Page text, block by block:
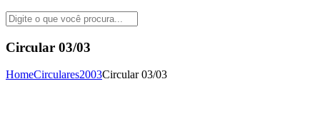
Circular 03/03
HomeCirculares2003Circular 03/03